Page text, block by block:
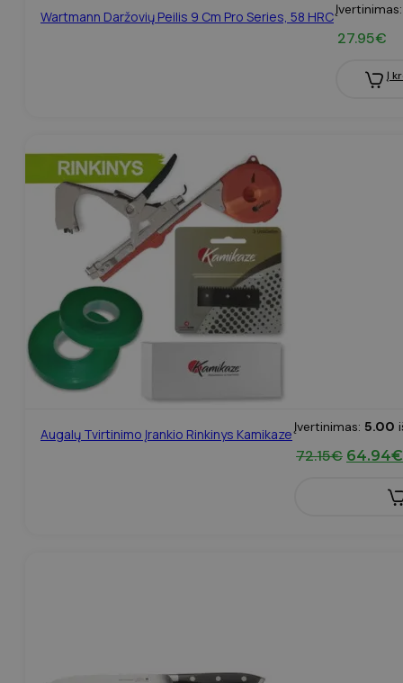
Wartmann Daržovių Peilis 9 Cm Pro Series, 58 HRC
27.95€
Į
Augalų Tvirtinimo Įrankio Rinkinys Kamikaze Įvertinimas: 5.00
72.15€ Original
72.15€.
64.94€